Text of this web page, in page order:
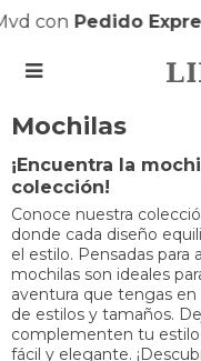
conPedido

Mochilas
¡Encuentra la
colección!
Conoce nuestra
donde cada diseño
el estilo. Pensadas para
mochilas son ideales
aventura que tengas
de estilos y tamaños.
complementen tu estilo
fácil y elegante.